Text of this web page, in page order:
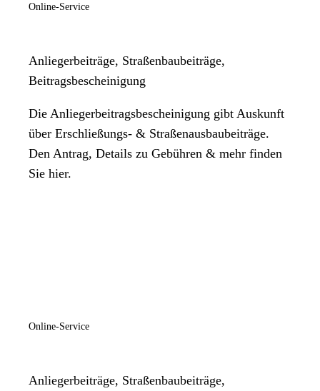
Online-Service
Anliegerbeiträge, Straßenbaubeiträge,
Beitragsbescheinigung
Die Anliegerbeitragsbescheinigung gibt Auskunft
über Erschließungs- & Straßenausbaubeiträge.
Den Antrag, Details zu Gebühren & mehr finden
Sie hier.
Online-Service
Anliegerbeiträge, Straßenbaubeiträge,